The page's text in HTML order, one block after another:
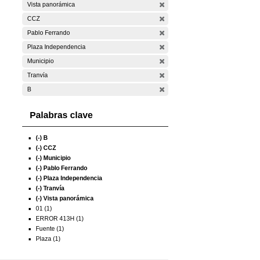
Vista panorámica
CCZ
Pablo Ferrando
Plaza Independencia
Municipio
Tranvía
B
Palabras clave
(-) B
(-) CCZ
(-) Municipio
(-) Pablo Ferrando
(-) Plaza Independencia
(-) Tranvía
(-) Vista panorámica
01 (1)
ERROR 413H (1)
Fuente (1)
Plaza (1)